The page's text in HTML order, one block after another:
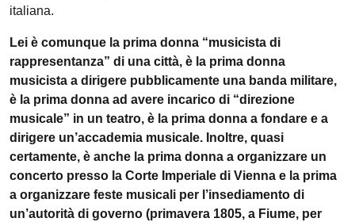
italiana.
Lei è comunque la prima donna “musicista di
rappresentanza” di una città, è la prima donna
musicista a dirigere pubblicamente una banda militare,
è la prima donna ad avere incarico di “direzione
musicale” in un teatro, è la prima donna a fondare e a
dirigere un’accademia musicale. Inoltre, quasi
certamente, è anche la prima donna a organizzare un
concerto presso la Corte Imperiale di Vienna e la prima
a organizzare feste musicali per l’insediamento di
un’autorità di governo (primavera 1805, a Fiume, per